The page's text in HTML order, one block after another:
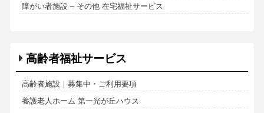
障がい者施設 – その他 在宅福祉サービス
高齢者福祉サービス
高齢者施設｜募集中・ご利用要項
養護老人ホーム 第一光が丘ハウス